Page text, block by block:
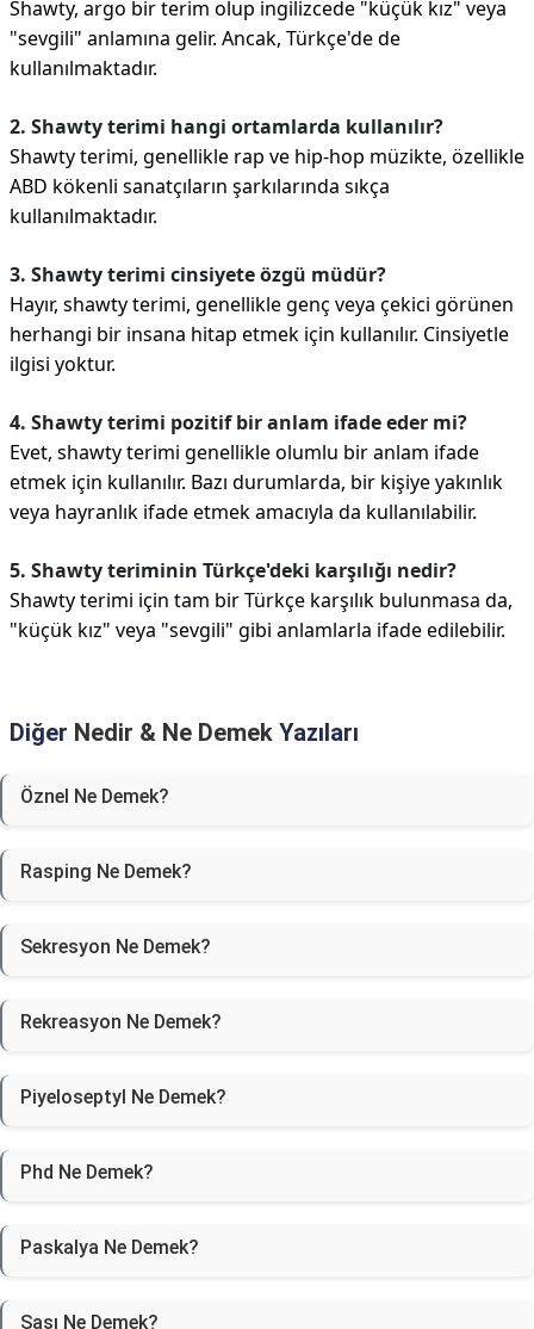
Shawty, argo bir terim olup ingilizcede "küçük kız" veya
"sevgili" anlamına gelir. Ancak, Türkçe'de de
kullanılmaktadır.
2. Shawty terimi hangi ortamlarda kullanılır?
Shawty terimi, genellikle rap ve hip-hop müzikte, özellikle
ABD kökenli sanatçıların şarkılarında sıkça
kullanılmaktadır.
3. Shawty terimi cinsiyete özgü müdür?
Hayır, shawty terimi, genellikle genç veya çekici görünen
herhangi bir insana hitap etmek için kullanılır. Cinsiyetle
ilgisi yoktur.
4. Shawty terimi pozitif bir anlam ifade eder mi?
Evet, shawty terimi genellikle olumlu bir anlam ifade
etmek için kullanılır. Bazı durumlarda, bir kişiye yakınlık
veya hayranlık ifade etmek amacıyla da kullanılabilir.
5. Shawty teriminin Türkçe'deki karşılığı nedir?
Shawty terimi için tam bir Türkçe karşılık bulunmasa da,
"küçük kız" veya "sevgili" gibi anlamlarla ifade edilebilir.
Diğer Nedir & Ne Demek Yazıları
Öznel Ne Demek?
Rasping Ne Demek?
Sekresyon Ne Demek?
Rekreasyon Ne Demek?
Piyeloseptyl Ne Demek?
Phd Ne Demek?
Paskalya Ne Demek?
Sası Ne Demek?